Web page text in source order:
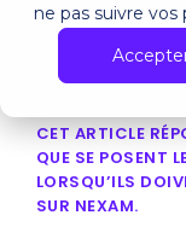
ne pas suivre vos
CET ARTICLE
QUE SE POSENT
LORSQU’ILS
SUR NEXAM.